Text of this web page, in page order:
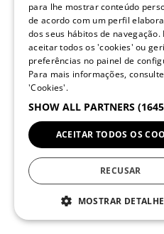
para lhe mostrar conteúdo
de acordo com um perfil
dos seus hábitos de navegação.
aceitar todos os 'cookies' ou
preferências no painel de
Para mais informações,
'Cookies'.
SHOW ALL PARTNERS
ACEITAR TODOS OS
RECUSAR
MOSTRAR